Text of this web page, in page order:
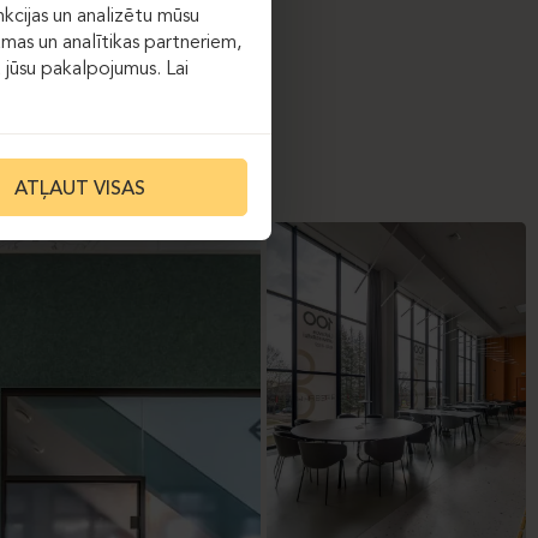
un analizētu mūsu
un analītikas partneriem,
pakalpojumus. Lai
ATĻAUT VISAS